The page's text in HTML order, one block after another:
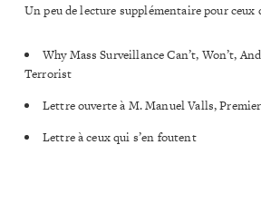
Un peu de lecture supplémentaire pour ceux
Why Mass Surveillance Can’t, Won’t,
Terrorist
Lettre ouverte à M. Manuel Valls,
Lettre à ceux qui s’en foutent